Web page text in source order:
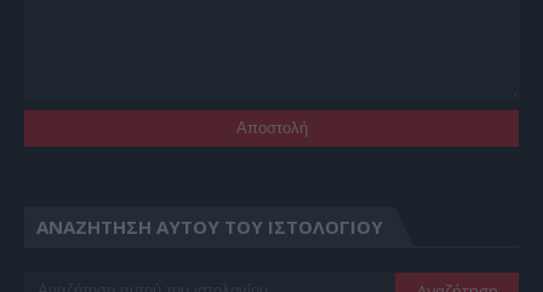
ΑΝΑΖΉΤΗΣΗ ΑΥΤΟΎ ΤΟΥ ΙΣΤΟΛΟΓΊΟΥ